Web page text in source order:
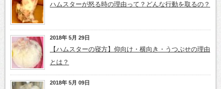
ハムスターが怒る時の理由って？どんな行動を取るの？
2018年 5月 29日
【ハムスターの寝方】仰向け・横向き・うつぶせの理由
とは？
2018年 5月 09日